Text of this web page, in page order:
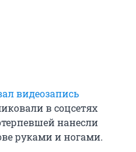
видеозапись
в соцсетях
нанесли
руками и ногами.